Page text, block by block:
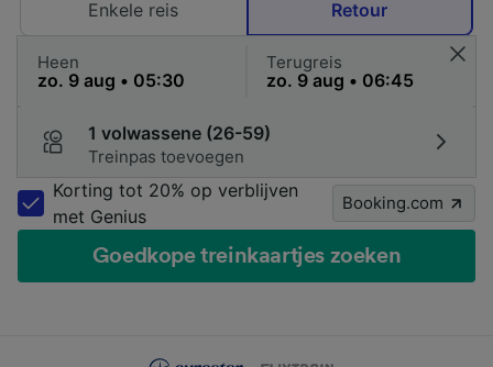
Enkele reis
Retour
Heen Terugreis
1 volwassene (26-59)
Treinpas toevoegen
Korting tot 20% op verblijven
met Genius
Booking.com
Goedkope treinkaartjes zoeken